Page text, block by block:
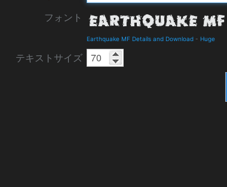
フォント
Earthquake MF Details and Download - Huge
テキストサイズ